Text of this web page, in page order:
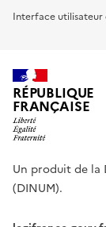
Interface utilisateur
RÉPUBLIQUE
FRANÇAISE
Un produit de
(DINUM).